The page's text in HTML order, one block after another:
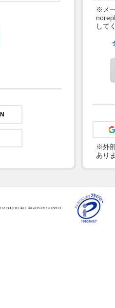
※メ
して
※外
あり
CO.,LTD. ALL RIGHTS RESERVED